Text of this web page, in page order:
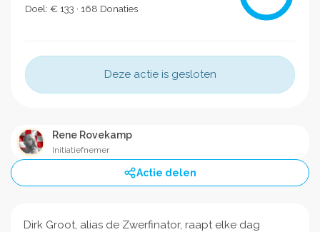
Doel: € 133 · 168 Donaties
Deze actie is gesloten
Rene Rovekamp
Initiatiefnemer
Actie delen
Dirk Groot, alias de Zwerfinator, raapt elke dag